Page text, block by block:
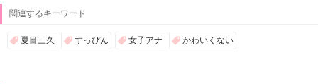
関連するキーワード
夏目三久 すっぴん 女子アナ かわいくない